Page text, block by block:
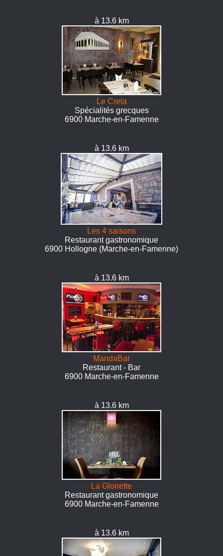
à 13.6 km
Le Creta
Spécialités grecques
6900 Marche-en-Famenne
à 13.6 km
Les 4 saisons
Restaurant gastronomique
6900 Hollogne (Marche-en-Famenne)
à 13.6 km
MandaBar
Restaurant - Bar
6900 Marche-en-Famenne
à 13.6 km
La Gloriette
Restaurant gastronomique
6900 Marche-en-Famenne
à 13.6 km